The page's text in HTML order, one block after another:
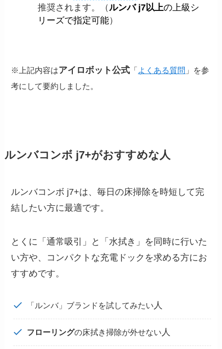
推奨されます。（ ルンバ j7以上の上級シ
リーズで指定可能）
※上記内容はアイロボット公式 「よくある質問 」を参
考にして要約しました。
ルンバコンボ j7+がおすすめな人
ルンバコンボ j7+は、毎日の床掃除を時短して完
結したい方に最適です。
とくに「通常吸引」と「水拭き」を同時に行いた
い方や、コンパクトな充電ドックを求める方にお
すすめです。
「ルンバ」ブランドを試してみたい 人
フローリングの床拭き掃除が外せない 人